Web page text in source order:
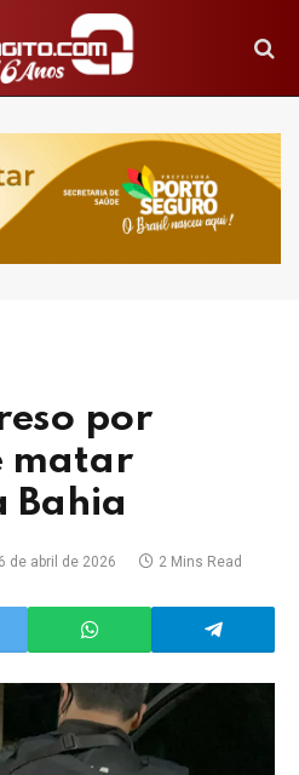
por
matar
Bahia
de abril de 2026 2 Mins Read